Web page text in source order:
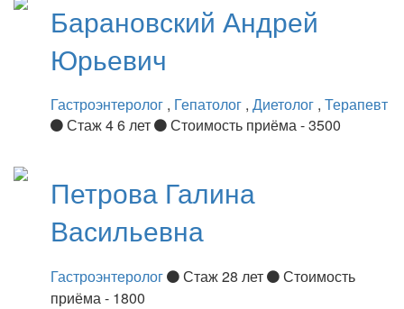
Барановский Андрей
Юрьевич
Гастроэнтеролог , Гепатолог , Диетолог , Терапевт
Стаж 4 6 лет
Стоимость приёма - 3500
Петрова Галина
Васильевна
Гастроэнтеролог Стаж 28 лет
Стоимость
приёма - 1800